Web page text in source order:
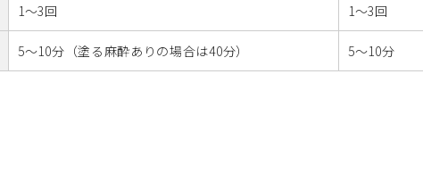
1〜3回 1〜3回
5〜10分（塗る麻酔ありの場合は40分） 5〜10分